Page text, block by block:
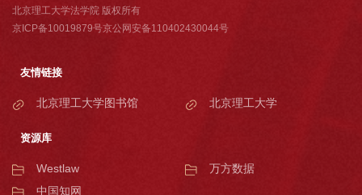
北京理工大学法学院 版权所有
京ICP备10019879号京公网安备110402430044号
友情链接
北京理工大学图书馆 北京理工大学
资源库
Westlaw
万方数据
中国知网